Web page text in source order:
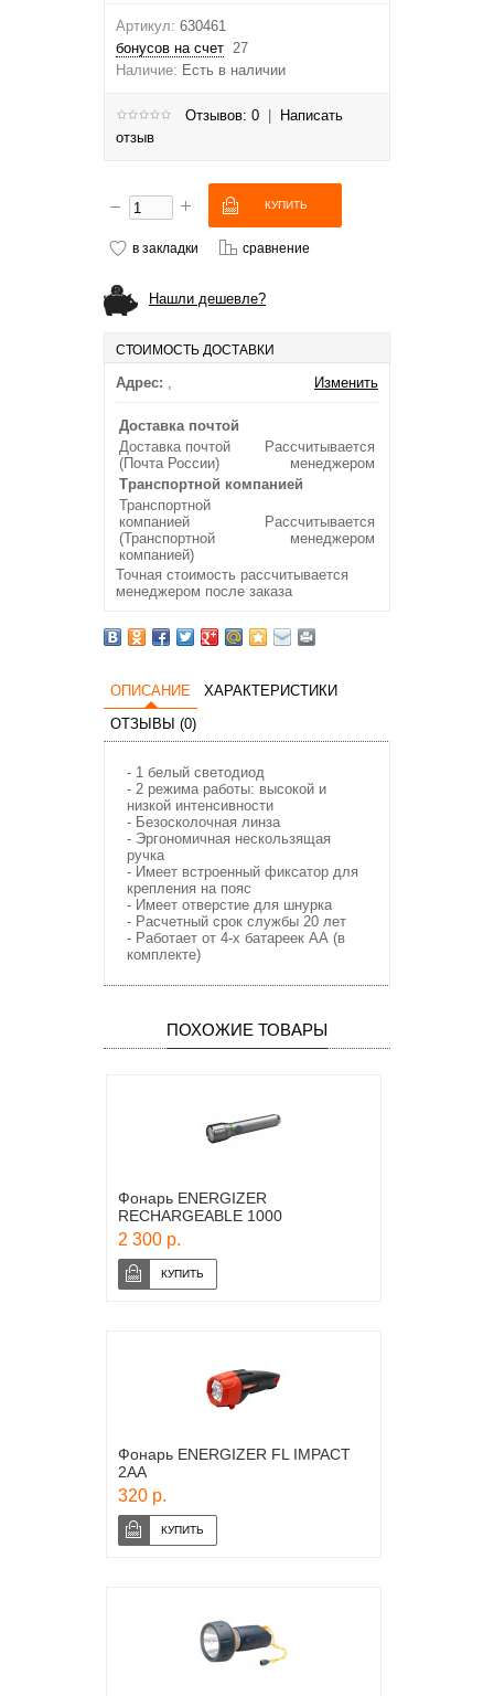
Артикул: 630461
бонусов на счет 27
Наличие: Есть в наличии
Отзывов: 0
Написать
отзыв
в закладки сравнение
Нашли дешевле?
СТОИМОСТЬ ДОСТАВКИ
Адрес: , Изменить
Доставка почтой
Доставка почтой
(Почта России)
Рассчитывается
менеджером
Транспортной компанией
Транспортной
компанией
(Транспортной
компанией)
Рассчитывается
менеджером
Точная стоимость рассчитывается
менеджером после заказа
ОПИСАНИЕ
ХАРАКТЕРИСТИКИ
ОТЗЫВЫ (0)
- 1 белый светодиод
- 2 режима работы: высокой и
низкой интенсивности
- Безосколочная линза
- Эргономичная нескользящая
ручка
- Имеет встроенный фиксатор для
крепления на пояс
- Имеет отверстие для шнурка
- Расчетный срок службы 20 лет
- Работает от 4-х батареек АА (в
комплекте)
ПОХОЖИЕ ТОВАРЫ
Фонарь ENERGIZER
RECHARGEABLE 1000
2 300 р.
Фонарь ENERGIZER FL IMPACT
2AA
320 р.